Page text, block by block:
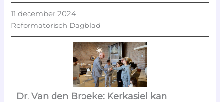
11 december 2024
Reformatorisch Dagblad
Dr. Van den Broeke: Kerkasiel kan